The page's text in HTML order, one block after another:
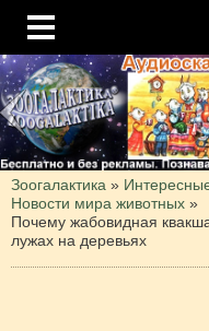
Зоогалактика »
Новости мира животных »
Почему жабовидная
лужах на деревьях